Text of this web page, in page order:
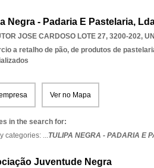
Negra - Padaria E Pastelaria,
JOSE CARDOSO LOTE 27, 3200-202,
a retalho de pão, de produtos de
Ver no Mapa
in the search for:
categories: ...TULIPA NEGRA - PADARIA E
Juventude Negra